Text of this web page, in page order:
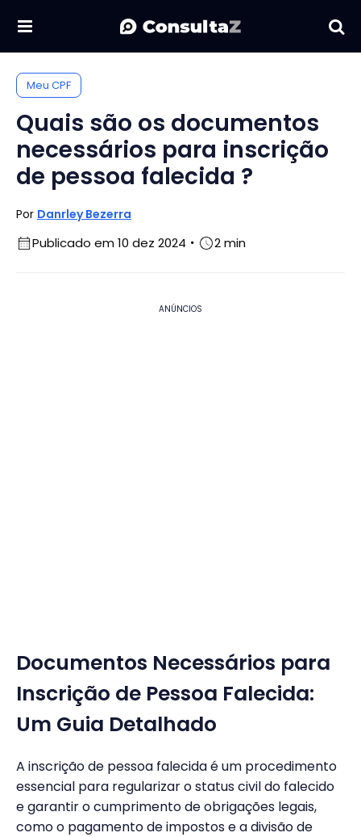
Meu CPF
Quais são os documentos
necessários para inscrição
de pessoa falecida ?
Por Danrley Bezerra
Publicado em 10 dez 2024 2 min
ANÚNCIOS
Documentos Necessários para
Inscrição de Pessoa Falecida:
Um Guia Detalhado
A inscrição de pessoa falecida é um procedimento
essencial para regularizar o status civil do falecido
e garantir o cumprimento de obrigações legais,
como o pagamento de impostos e a divisão de